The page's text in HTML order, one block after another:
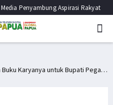
Media Penyambung Aspirasi Rakyat
Filep Wamafma Bantu Warga Kampung Anggi Gida dengan Bama